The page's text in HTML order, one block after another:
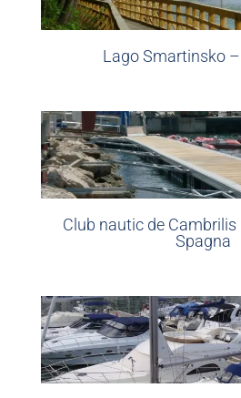
Lago Smartinsko
Club nautic de
Spagna